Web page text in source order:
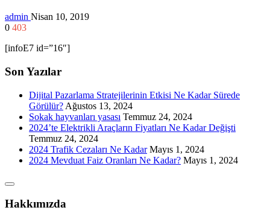
admin Nisan 10, 2019
0 403
[infoE7 id=”16″]
Son Yazılar
Dijital Pazarlama Stratejilerinin Etkisi Ne Kadar Sürede
Görülür? Ağustos 13, 2024
Sokak hayvanları yasası Temmuz 24, 2024
2024’te Elektrikli Araçların Fiyatları Ne Kadar Değişti
Temmuz 24, 2024
2024 Trafik Cezaları Ne Kadar Mayıs 1, 2024
2024 Mevduat Faiz Oranları Ne Kadar? Mayıs 1, 2024
Hakkımızda